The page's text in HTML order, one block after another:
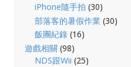
iPhone隨手拍 (30)
部落客的暑假作業 (30)
飯團紀錄 (16)
遊戲相關 (98)
NDS跟Wii (25)